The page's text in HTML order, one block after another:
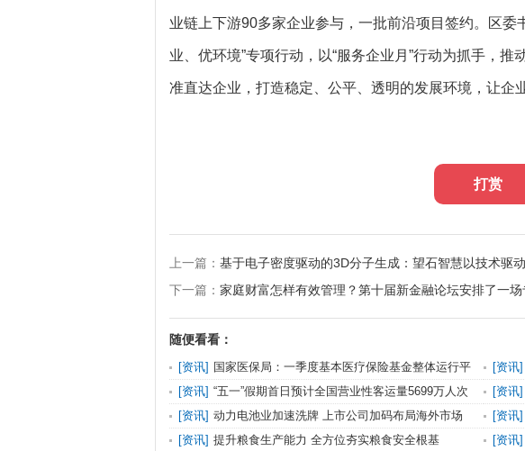
业链上下游90多家企业参与，一批前沿项目签约。区委
业、优环境”专项行动，以“服务企业月”行动为抓手，
准直达企业，打造稳定、公平、透明的发展环境，让企
打赏
上一篇： 基于电子密度驱动的3D分子生成：望石智慧以技术驱
下一篇： 家庭财富怎样有效管理？第十届新金融论坛安排了一
随便看看：
[资讯] 国家医保局：一季度基本医疗保险基金整体运行平
稳
[资讯]
行：好
[资讯] “五一”假期首日预计全国营业性客运量5699万人次 [资讯]
[资讯] 动力电池业加速洗牌 上市公司加码布局海外市场 [资讯]
么？
[资讯] 提升粮食生产能力 全方位夯实粮食安全根基 [资讯]